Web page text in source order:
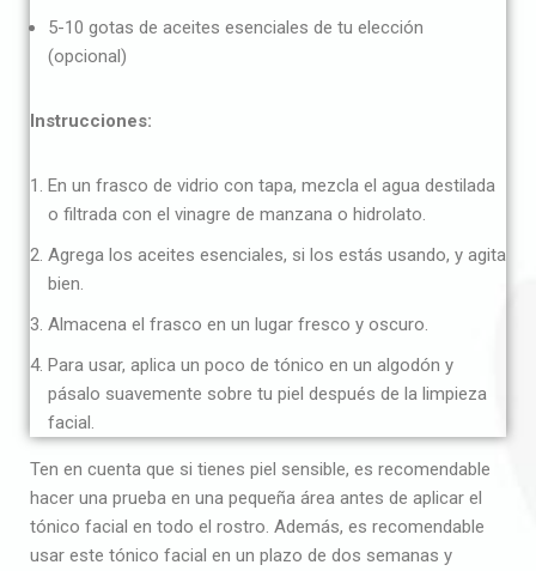
5-10 gotas de aceites esenciales de tu elección
(opcional)
Instrucciones:
En un frasco de vidrio con tapa, mezcla el agua destilada
o filtrada con el vinagre de manzana o hidrolato.
Agrega los aceites esenciales, si los estás usando, y agita
bien.
Almacena el frasco en un lugar fresco y oscuro.
Para usar, aplica un poco de tónico en un algodón y
pásalo suavemente sobre tu piel después de la limpieza
facial.
Ten en cuenta que si tienes piel sensible, es recomendable
hacer una prueba en una pequeña área antes de aplicar el
tónico facial en todo el rostro. Además, es recomendable
usar este tónico facial en un plazo de dos semanas y